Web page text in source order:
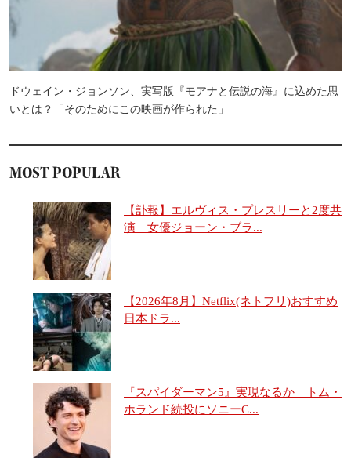
ドウェイン・ジョンソン、実写版『モアナと伝説の海』に込めた思
いとは？「そのためにこの映画が作られた」
MOST POPULAR
【訃報】エルヴィス・プレスリーと2度共
演 女優ジョーン・ブラ...
【2026年8月】Netflix(ネトフリ)おすすめ
日本ドラ...
『スパイダーマン5』実現なるか トム・
ホランド続投にソニーC...